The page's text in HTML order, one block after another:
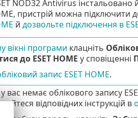
NOD32 Antivirus інстальовано
пристрій можна підключити
й дозвольте підключення в
вікні програми клацніть
до ESET HOME у сповіщенні
запис ESET HOME.
вас немає облікового запису
відповідних інструкцій в